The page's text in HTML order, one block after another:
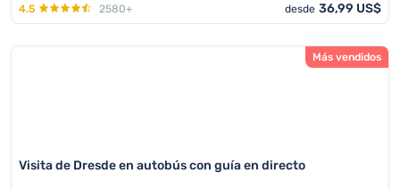
4.5
2580+ desde 36,99 US$
Más vendidos
Visita de Dresde en autobús con guía en directo